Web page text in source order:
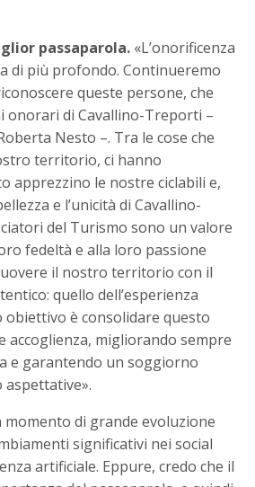
passaparola. «L’onorificenza
di più profondo. Continueremo
queste persone, che
onorari di Cavallino-Treporti –
Nesto –. Tra le cose che
territorio, ci hanno
apprezzino le nostre ciclabili e,
e l’unicità di Cavallino-
del Turismo sono un valore
fedeltà e alla loro passione
il nostro territorio con il
quello dell’esperienza
è consolidare questo
accoglienza, migliorando sempre
e garantendo un soggiorno
aspettative».
momento di grande evoluzione
significativi nei social
artificiale. Eppure, credo che il